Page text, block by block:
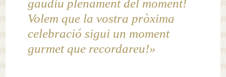
gaudiu plenament del moment!
Volem que la vostra pròxima
celebració sigui un moment
gurmet que recordareu!»